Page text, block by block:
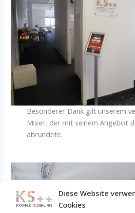
Diese Website
Cookies
Besonderer Dank gilt unserem
Mixer, der mit seinem Angebot
abrundete.